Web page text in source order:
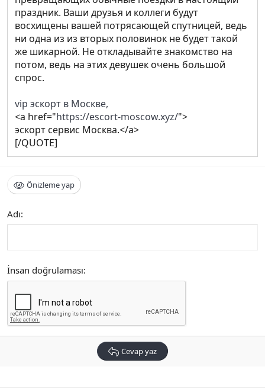
праздник. Ваши друзья и коллеги будут
восхищены вашей потрясающей спутницей, ведь
ни одна из из вторых половинок не будет такой
же шикарной. Не откладывайте знакомство на
потом, ведь на этих девушек очень большой
спрос.
vip эскорт в Москве,
<a href="https://escort-moscow.xyz/">
эскорт сервис Москва.</a>
[/QUOTE]
Önizleme yap
Adı
İnsan doğrulaması
Cevap yaz